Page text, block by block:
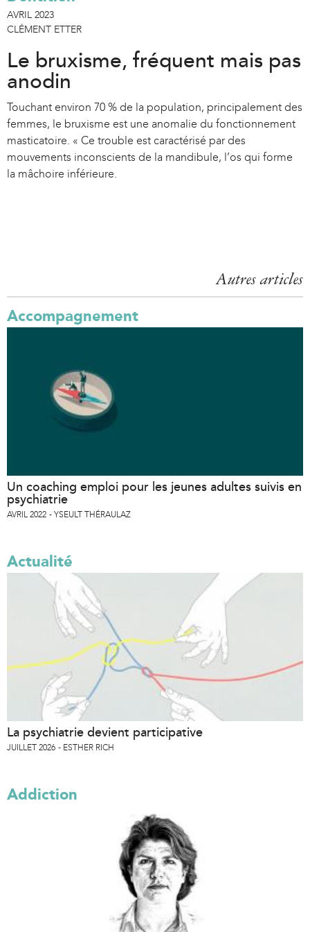
AVRIL 2023
CLÉMENT ETTER
Le bruxisme, fréquent mais pas
anodin
Touchant environ 70 % de la population, principalement des
femmes, le bruxisme est une anomalie du fonctionnement
masticatoire. « Ce trouble est caractérisé par des
mouvements inconscients de la mandibule, l’os qui forme
la mâchoire inférieure.
Autres articles
Accompagnement
Un coaching emploi pour les jeunes adultes suivis en
psychiatrie
AVRIL 2022 YSEULT THÉRAULAZ
Actualité
La psychiatrie devient participative
JUILLET 2026 ESTHER RICH
Addiction